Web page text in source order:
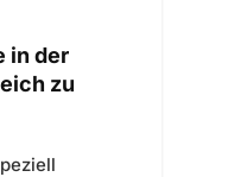
in der
zu